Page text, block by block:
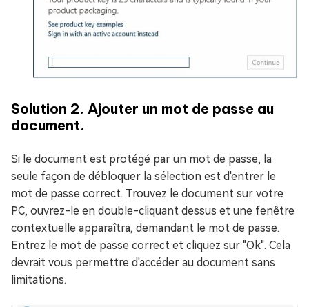
Solution 2. Ajouter un mot de passe au
document.
Si le document est protégé par un mot de passe, la
seule façon de débloquer la sélection est d'entrer le
mot de passe correct. Trouvez le document sur votre
PC, ouvrez-le en double-cliquant dessus et une fenêtre
contextuelle apparaîtra, demandant le mot de passe.
Entrez le mot de passe correct et cliquez sur "Ok". Cela
devrait vous permettre d'accéder au document sans
limitations.